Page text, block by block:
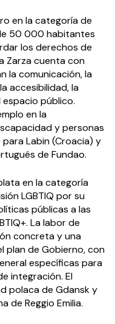
en la categoría de
50 000 habitantes
los derechos de
Zarza cuenta con
la comunicación, la
accesibilidad, la
público.
en la
y personas
Labin (Croacia) y
de Fundao.
en la categoría
LGBTIQ por su
públicas a las
La labor de
concreta y una
plan de Gobierno, con
específicas para
integración. El
polaca de Gdansk y
de Reggio Emilia.